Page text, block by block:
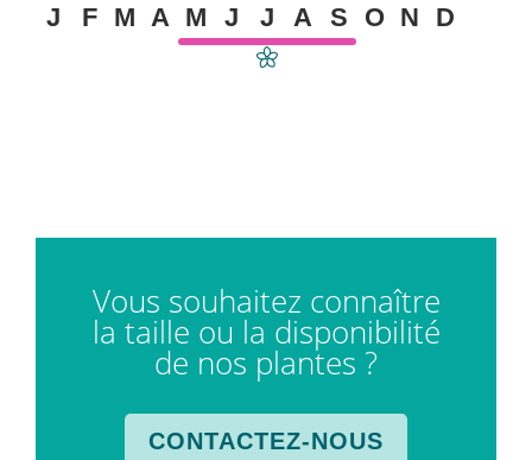
J F M A M J J A S O N D
Vous souhaitez connaître
la taille ou la disponibilité
de nos plantes ?
CONTACTEZ-NOUS